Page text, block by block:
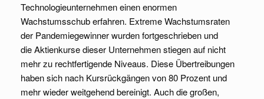
Technologieunternehmen einen enormen
Wachstumsschub erfahren. Extreme Wachstumsraten
der Pandemiegewinner wurden fortgeschrieben und
die Aktienkurse dieser Unternehmen stiegen auf nicht
mehr zu rechtfertigende Niveaus. Diese Übertreibungen
haben sich nach Kursrückgängen von 80 Prozent und
mehr wieder weitgehend bereinigt. Auch die großen,